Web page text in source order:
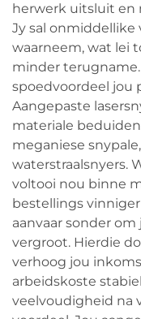
herwerk uitsluit en
Jy sal
waarneem, wat lei
minder
spoedvoordeel jou
Aangepaste
materiale
meganiese
waterstraalsnyers.
voltooi nou binne
bestellings
aanvaar sonder
vergroot. Hierdie
verhoog jou
arbeidskoste
veelvoudigheid na